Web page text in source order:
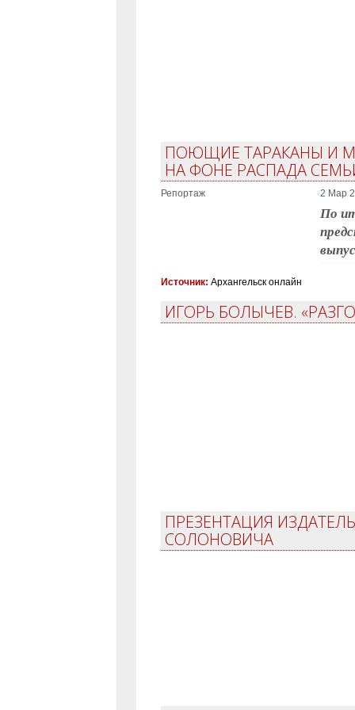
ПОЮЩИЕ ТАРАКАНЫ И
НА ФОНЕ РАСПАДА
Репортаж 2 Мар
По
Источник: Архангельск онлайн
ИГОРЬ БОЛЫЧЕВ.
ПРЕЗЕНТАЦИЯ
СОЛОНОВИЧА